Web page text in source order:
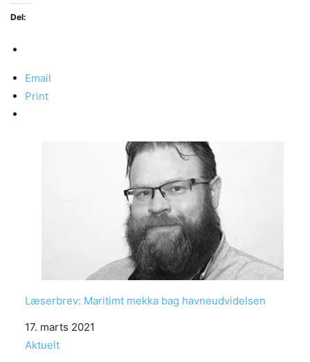
Del:
Email
Print
Læserbrev: Maritimt mekka bag havneudvidelsen
Date
17. marts 2021
In relation to
Aktuelt